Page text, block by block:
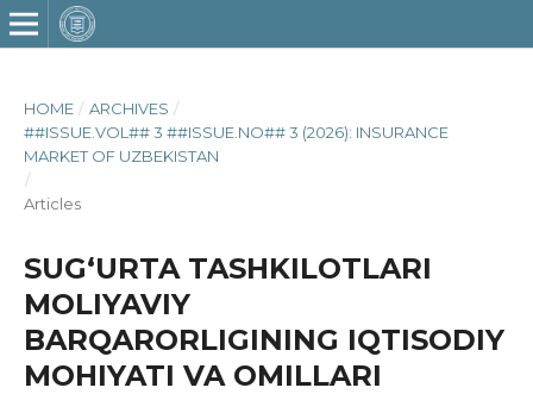
HOME / ARCHIVES /
##ISSUE.VOL## 3 ##ISSUE.NO## 3 (2026): INSURANCE
MARKET OF UZBEKISTAN
/
Articles
SUGʻURTA TASHKILOTLARI
MOLIYAVIY
BARQARORLIGINING IQTISODIY
MOHIYATI VA OMILLARI